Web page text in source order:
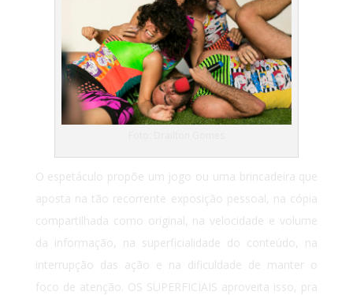
O espetáculo propõe um jogo ou uma brincadeira que
aposta na tão recorrente exposição pessoal, na cópia
compartilhada como original, na velocidade e volume
da informação, na superficialidade do conteúdo, na
interrupção das ação e na dificuldade de manter o
foco de atenção. OS SUPERFICIAIS aproveita isso, pra